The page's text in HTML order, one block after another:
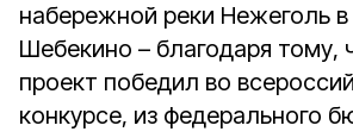
набережной реки Нежеголь
Шебекино – благодаря тому,
проект победил во
конкурсе, из федерального